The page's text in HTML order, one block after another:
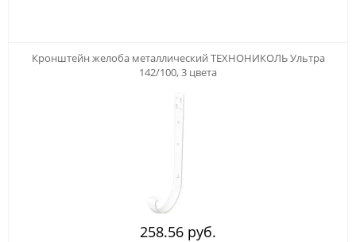
Кронштейн желоба металлический ТЕХНОНИКОЛЬ Ультра
142/100, 3 цвета
258.56 руб.